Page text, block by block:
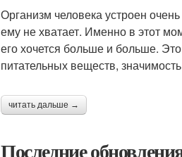
Организм человека устроен
ему не хватает. Именно в этот
его хочется больше и больше.
питательных веществ,
читать дальше →
Последние